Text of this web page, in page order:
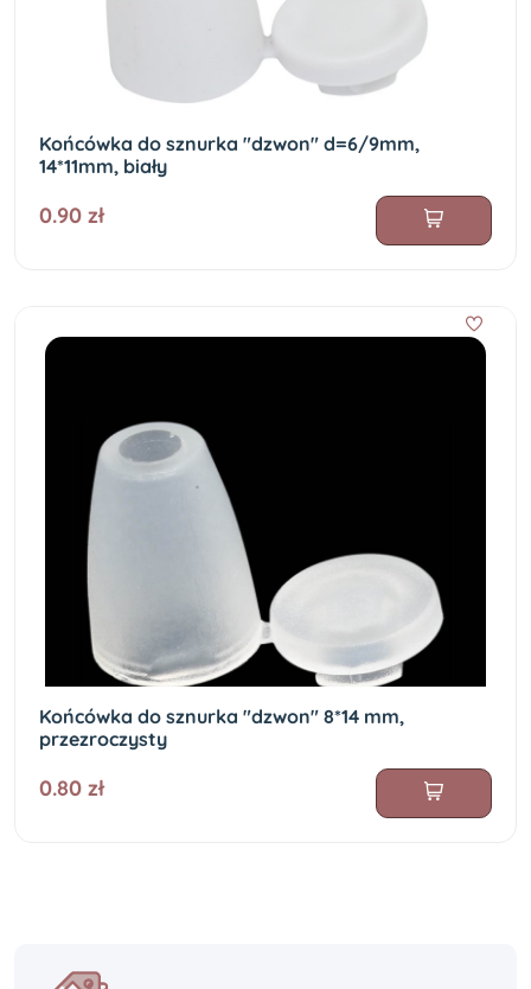
Końcówka do sznurka "dzwon" d=6/9mm,
14*11mm, biały
0.90 zł
Końcówka do sznurka "dzwon" 8*14 mm,
przezroczysty
0.80 zł